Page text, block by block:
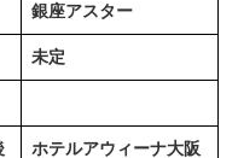
銀座アスター
未定
ホテルアウィーナ大阪